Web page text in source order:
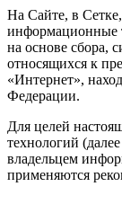
На Сайте, в
информационные
на основе сбора,
относящихся к
«Интернет»,
Федерации.
Для целей
технологий
владельцем
применяются